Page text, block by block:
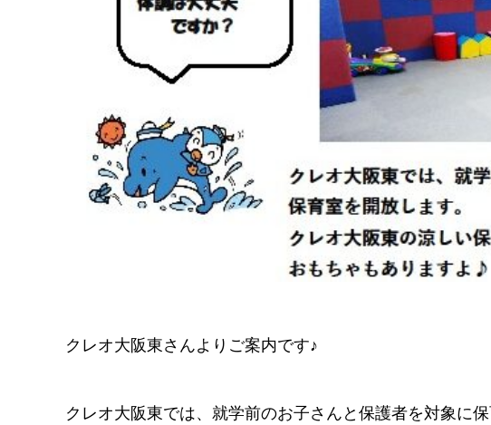
クレオ大阪東さんよりご案内です♪
クレオ大阪東では、就学前のお子さんと保護者を対象に保